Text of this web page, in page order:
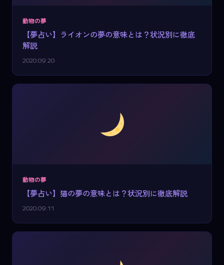
動物の夢
【夢占い】ライオンの夢の意味とは？状況別に徹底
解説
2020.09.20
動物の夢
【夢占い】猫の夢の意味とは？状況別に徹底解説
2020.09.11